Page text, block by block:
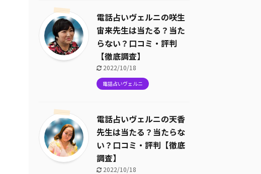
電話占いヴェルニの咲生
宙来先生は当たる？当た
らない？口コミ・評判
【徹底調査】
2022/10/18
電話占いヴェルニ
電話占いヴェルニの天香
先生は当たる？当たらな
い？口コミ・評判【徹底
調査】
2022/10/18